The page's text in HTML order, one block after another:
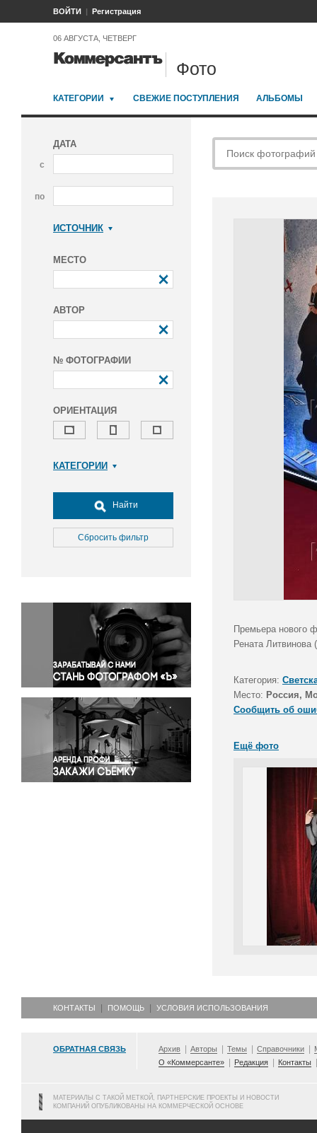
ВОЙТИ Регистрация
06 АВГУСТА, ЧЕТВЕРГ
Фото
КАТЕГОРИИ СВЕЖИЕ ПОСТУПЛЕНИЯ АЛЬБОМЫ
ДАТА
с
по
ИСТОЧНИК
МЕСТО
АВТОР
№ ФОТОГРАФИИ
ОРИЕНТАЦИЯ
КАТЕГОРИИ
Досуг, туризм и отдых
Культура
Медицина
Окружающая среда
Политика
Правосудие
Происшествия и конфликты
Религия
Светская жизнь
Спорт
Экология
Экономика и бизнес
Найти
Сбросить фильтр
Премьера нового
Рената Литвинова
Категория:
Место: Россия,
Сообщить об
Ещё фото
КОНТАКТЫ ПОМОЩЬ УСЛОВИЯ ИСПОЛЬЗОВАНИЯ
ОБРАТНАЯ СВЯЗЬ Архив Авторы Темы Справочники
О «Коммерсанте»
Редакция Контакты
МАТЕРИАЛЫ С ТАКОЙ МЕТКОЙ, ПАРТНЕРСКИЕ ПРОЕКТЫ И НОВОСТИ
КОМПАНИЙ ОПУБЛИКОВАНЫ НА КОММЕРЧЕСКОЙ ОСНОВЕ